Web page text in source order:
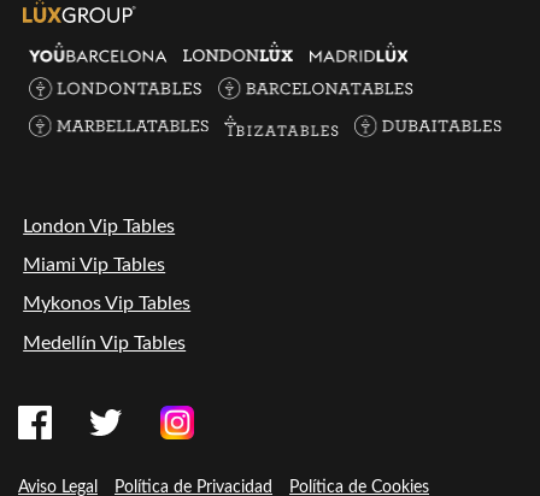
London Vip Tables
Miami Vip Tables
Mykonos Vip Tables
Medellín Vip Tables
Aviso Legal Política de Privacidad Política de Cookies